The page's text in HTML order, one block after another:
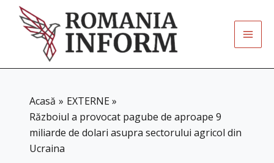
content
Acasă
EXTERNE
Războiul a provocat pagube de aproape 9
miliarde de dolari asupra sectorului agricol din
Ucraina